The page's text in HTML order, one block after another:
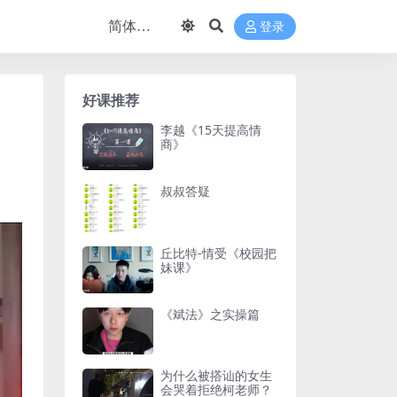
登录
好课推荐
李越《15天提高情
商》
叔叔答疑
丘比特-情受《校园把
妹课》
《斌法》之实操篇
为什么被搭讪的女生
会哭着拒绝柯老师？